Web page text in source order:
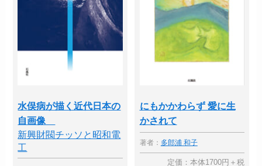
水俣病が描く近代日本の
自画像
新興財閥チッソと昭和電
工
にもかかわらず 愛に生
かされて
著者： 多郎浦 和子
定価：本体1700円＋税